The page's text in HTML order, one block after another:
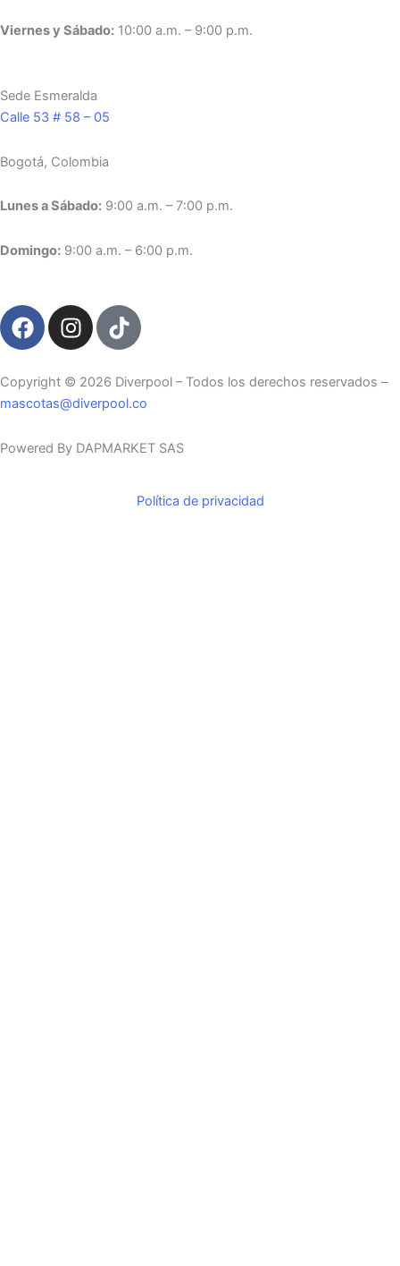
Viernes y Sábado: 10:00 a.m. – 9:00 p.m.
Sede Esmeralda
Calle 53 # 58 – 05
Bogotá, Colombia
Lunes a Sábado: 9:00 a.m. – 7:00 p.m.
Domingo: 9:00 a.m. – 6:00 p.m.
F
a
e
b
o
I
n
t
a
r
T
i
t
o
Copyright ©️ 2026 Diverpool – Todos los derechos reservados –
mascotas@diverpool.co
Powered By DAPMARKET SAS
Política de privacidad